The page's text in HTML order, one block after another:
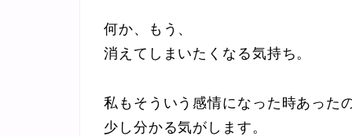
何か、もう、
消えてしまいたくなる気持ち。
私もそういう感情になった時あった
少し分かる気がします。